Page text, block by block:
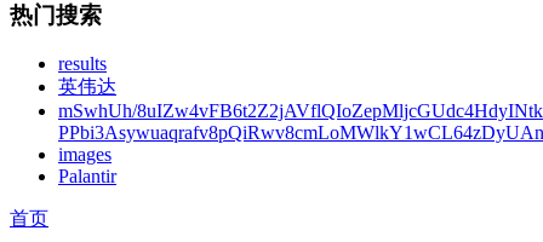
热门搜索
results
英伟达
mSwhUh/
images
Palantir
首页